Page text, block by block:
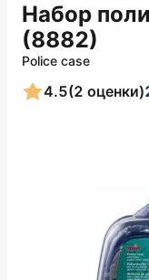
Набор
(8882)
Police case
4.5(2 оценки)